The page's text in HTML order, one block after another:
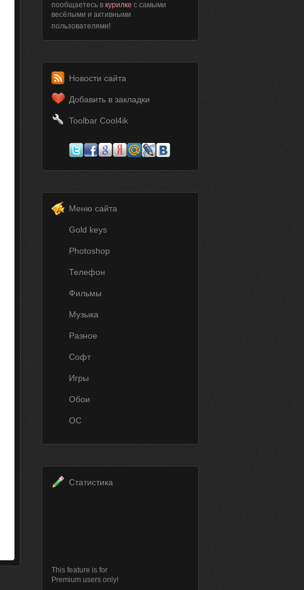
пообщаетесь в курилке с самыми
весёлыми и активными
пользователями!
Новости сайта
Добавить в закладки
Toolbar Cool4ik
Меню сайта
Gold keys
Photoshop
Телефон
Фильмы
Музыка
Разное
Софт
Игры
Обои
ОС
Статистика
This feature is for
Premium users only!